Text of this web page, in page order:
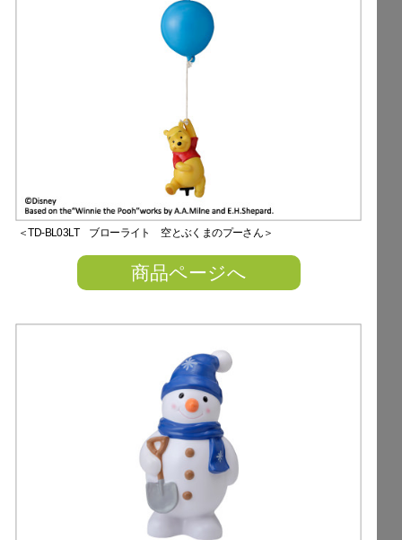
＜TD-BL03LT ブローライト 空とぶくまのプーさん＞
商品ページへ